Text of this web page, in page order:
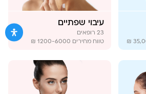
עיבוי שפתיים
23 רופאים
טווח מחירים 1200-6000 ₪